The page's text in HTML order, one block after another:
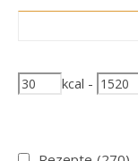
kcal -